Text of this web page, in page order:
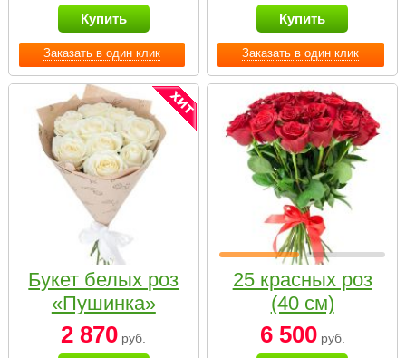
Заказать в один клик
Купить
Заказать в один клик
Купить
Букет белых роз
«Пушинка»
2 870 руб.
25 красных роз
(40 см)
6 500руб.